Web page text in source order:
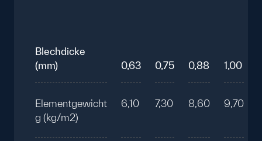
Blechdicke
(mm)
Elementgewicht
g (kg/m2)
0,63
6,10
0,75
7,30
0,88
8,60
1,00
9,70